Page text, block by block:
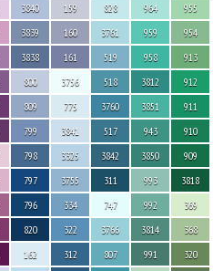
3840
3839
3838
800
809
799
798
797
796
820
162
159
160
161
3756
775
3841
3325
3755
334
322
312
828
3761
519
518
3760
517
3842
311
747
3766
807
964
959
958
3812
3851
943
3850
993
992
3814
991
955
954
913
912
911
910
909
3818
369
368
320